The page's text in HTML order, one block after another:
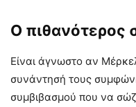
Ο πιθανότερος
Είναι άγνωστο αν
συνάντησή τους
συμβιβασμού που να